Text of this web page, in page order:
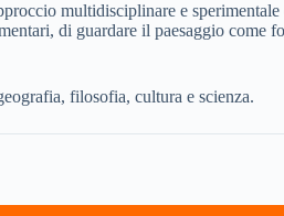
multidisciplinare e
di guardare il paesaggio come
filosofia, cultura e scienza.